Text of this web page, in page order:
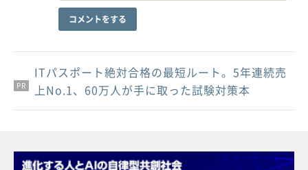
コメントをする
PR
PR
PR
ITパスポート絶対合格の最短ルート。5年連続売
上No.1、60万人が手に取った試験対策本